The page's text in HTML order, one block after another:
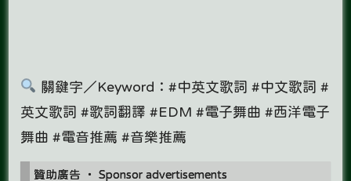
關鍵字／Keyword：#中英文歌詞 #中文歌詞 #
英文歌詞 #歌詞翻譯 #EDM #電子舞曲 #西洋電子
舞曲 #電音推薦 #音樂推薦
贊助廣告 ‧ Sponsor advertisements